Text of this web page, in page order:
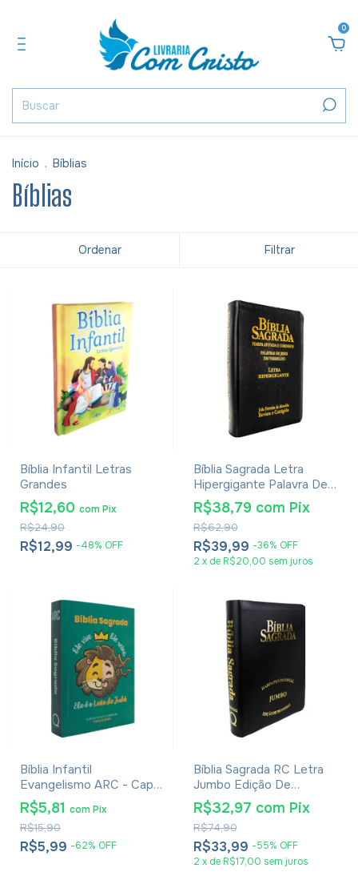
0
Início . Bíblias
Bíblias
Ordenar Filtrar
Bíblia Infantil Letras
Grandes
R$12,99 -48% OFF
R$24,90
R$12,60 comPix
Bíblia Sagrada Letra
Hipergigante Palavra De
Jesus Em Vermelho Com
Harpa Zíper Preta
R$39,99 -36% OFF
R$62,90
R$38,79 com Pix
2 x de R$20,00 sem juros
Bíblia Infantil
Evangelismo ARC - Capa
Leão de Judá
R$5,99 -62% OFF
R$15,90
R$5,81 comPix
Bíblia Sagrada RC Letra
Jumbo Edição De
Promessas Capa Zíper
Preta
R$33,99 -55% OFF
R$74,90
R$32,97 com Pix
2 x de R$17,00 sem juros